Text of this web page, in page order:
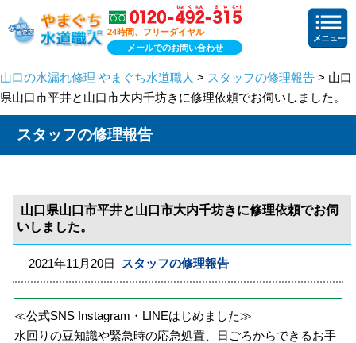
24時間、フリーダイヤル
メールでのお問い合わせ
山口の水漏れ修理 やまぐち水道職人 > スタッフの修理報告 > 山口
県山口市平井と山口市大内千坊きに修理依頼でお伺いしました。
スタッフの修理報告
山口県山口市平井と山口市大内千坊きに修理依頼でお伺
いしました。
2021年11月20日 スタッフの修理報告
≪公式SNS Instagram・LINEはじめました≫
水回りの豆知識や緊急時の応急処置、日ごろからできるお手